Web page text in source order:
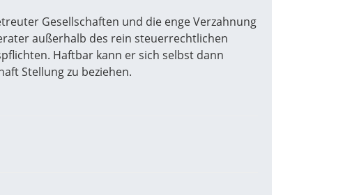
Gesellschaften und die enge Verzahnung
außerhalb des rein steuerrechtlichen
Haftbar kann er sich selbst dann
Stellung zu beziehen.